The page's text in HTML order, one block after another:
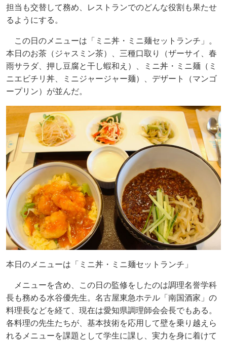
担当も交替して務め、レストランでのどんな役割も果たせ
るようにする。
この日のメニューは「ミニ丼・ミニ麺セットランチ」。
本日のお茶（ジャスミン茶）、三種口取り（ザーサイ、春
雨サラダ、押し豆腐と干し蝦和え）、ミニ丼・ミニ麺（ミ
ニエビチリ丼、ミニジャージャー麺）、デザート（マンゴ
ープリン）が並んだ。
本日のメニューは「ミニ丼・ミニ麺セットランチ」
メニューを含め、この日の監修をしたのは調理名誉学科
長も務める水谷優先生。名古屋東急ホテル「南国酒家」の
料理長などを経て、現在は愛知県調理師会会長でもある。
各料理の先生たちが、基本技術を応用して壁を乗り越えら
れるメニューを課題として学生に課し、実力を身に着けて